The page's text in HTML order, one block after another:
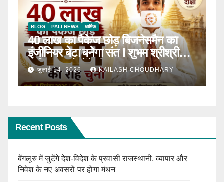
BLOG टॉप न्यूज़ धार्मिक
ठाणे में पहली बार होगा सीरवी समाज युवक-
युवती परिचय सम्मेलन
जून 13, 2026 KAILASH CHOUDHARY
Recent Posts
बेंगलूरु में जुटेंगे देश-विदेश के प्रवासी राजस्थानी, व्यापार और
निवेश के नए अवसरों पर होगा मंथन